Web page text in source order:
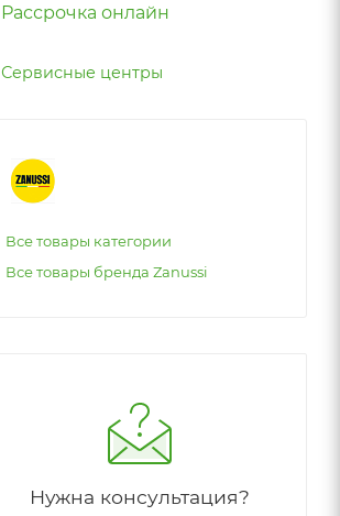
Рассрочка онлайн
Сервисные центры
Все товары категории
Все товары бренда Zanussi
Нужна консультация?